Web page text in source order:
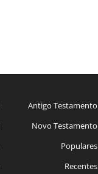
Antigo Testamento
Novo Testamento
Populares
Recentes